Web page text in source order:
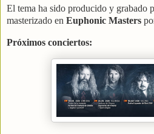
El tema ha sido producido y grabado
masterizado en Euphonic Masters
Próximos conciertos: